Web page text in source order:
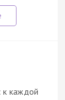
к каждой